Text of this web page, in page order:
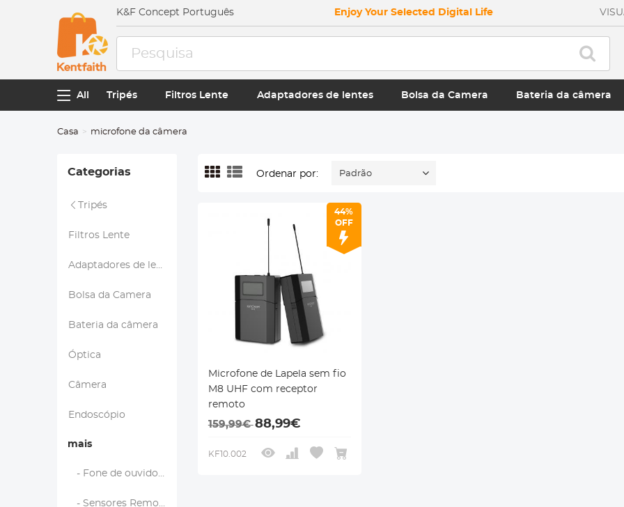
K&F Concept Português Enjoy Your Selected Digital Life
All Tripés Filtros Lente Adaptadores de lentes Bolsa da Camera Bateria da câmera
Casa microfone da câmera
Categorias
Tripés
Filtros Lente
Adaptadores de lentes
Bolsa da Camera
Bateria da câmera
Óptica
Câmera
Endoscópio
mais
- Fone de ouvido Bluetooth para motocicleta
- Sensores Remotos
Ordenar por: Padrão
44%
OFF
Microfone de Lapela sem fio
M8 UHF com receptor
remoto
159,99€88,99€
KF10.002